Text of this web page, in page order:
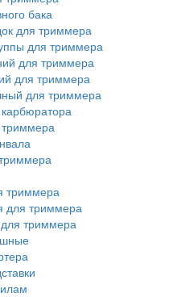
бака
для триммера
для триммера
для триммера
для триммера
для триммера
триммера
триммера
для триммера
триммера